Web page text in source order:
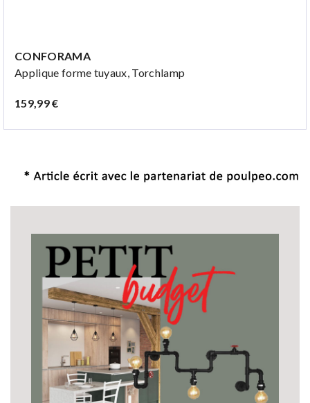
CONFORAMA
Applique forme tuyaux, Torchlamp
159,99 €